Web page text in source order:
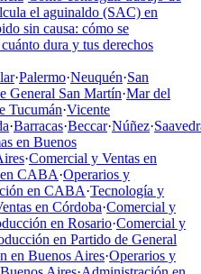
el aguinaldo (SAC) en
sin causa: cómo se
dura y tus derechos
·Palermo·Neuquén·San
General San Martín·Mar del
Tucumán·Vicente
·Barracas·Beccar·Núñez·
en Buenos
·Comercial y Ventas en
CABA·Operarios y
en CABA·Tecnología y
en Córdoba·Comercial y
en Rosario·Comercial y
en Partido de General
en Buenos Aires·Operarios y